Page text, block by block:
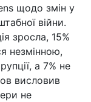
щодо змін у
війни.
зросла, 15%
незмінною,
а 7% не
висловив
не